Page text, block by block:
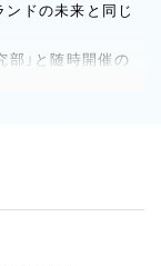
ンドの未来と同じ
部」と随時開催の
テージに合わせ